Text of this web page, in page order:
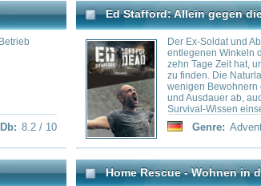
Genre: Reality-TV IMDb: 8 / 10
Hobbymechaniker bauen in „BattleBots“ nach gewissen
Spezifikationen Roboter, die sie dann in einer Arena im
Kampf gegen andere Roboter antreten lassen. In den
letzten zehn Jahren dürfte sich in der Technik einiges
den Konstruktions- und Bauprozess legen.
Genre: Action,Reality-TV IMDb:8 / 10